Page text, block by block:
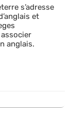
s’adresse
et
anglais.